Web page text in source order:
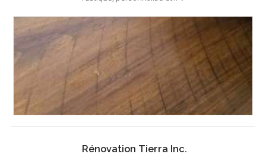
Rénovation Tierra Inc.